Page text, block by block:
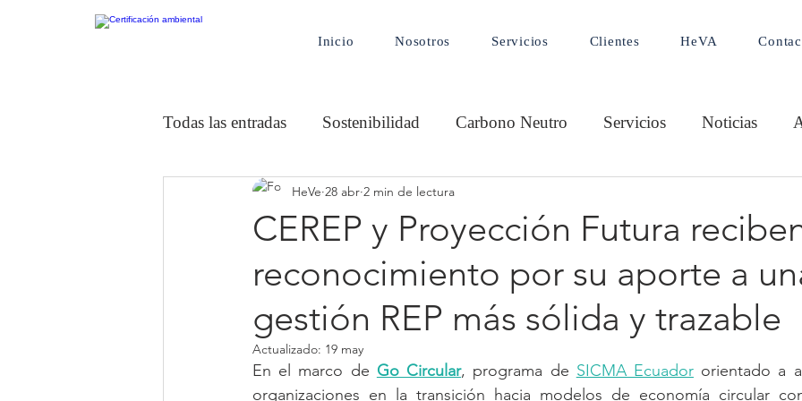
Inicio Nosotros Servicios Clientes HeVA
Todas las entradas Sostenibilidad Carbono Neutro Servicios Noticias
Rumbo a la Carbono Neutralidad
Empresa ambientalmente Responsable Go Circular Seguimientos Go
CEREP y Proyección Futura
reconocimiento por su aporte a
gestión REP más sólida y trazable
HeVe 28 abr 2 min de lectura
Actualizado: 19 may
En el marco de Go Circular, programa de SICMA Ecuador orientado a